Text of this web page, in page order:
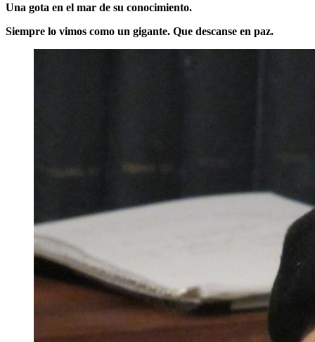
Una gota en el mar de su conocimiento.
Siempre lo vimos como un gigante. Que descanse en paz.